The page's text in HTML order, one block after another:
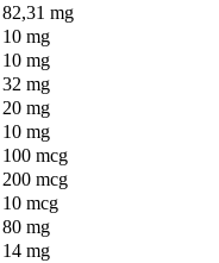
82,31 mg
10 mg
10 mg
32 mg
20 mg
10 mg
100 mcg
200 mcg
10 mcg
80 mg
14 mg